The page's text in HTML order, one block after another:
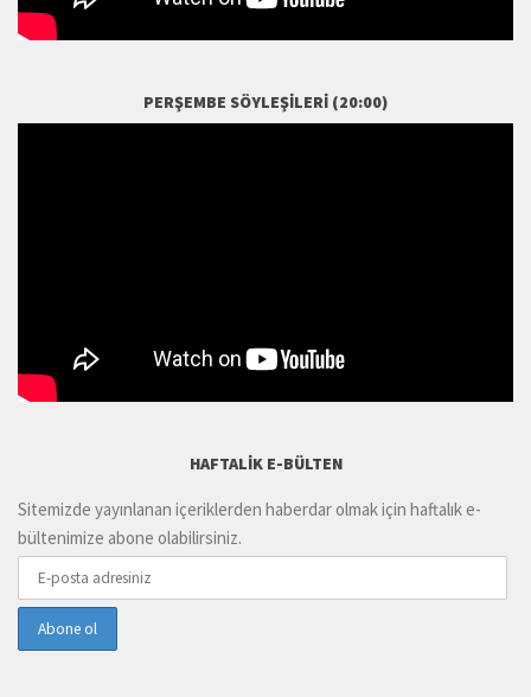
PERŞEMBE SÖYLEŞILERI (20:00)
HAFTALIK E-BÜLTEN
Sitemizde yayınlanan içeriklerden haberdar olmak için haftalık e-
bültenimize abone olabilirsiniz.